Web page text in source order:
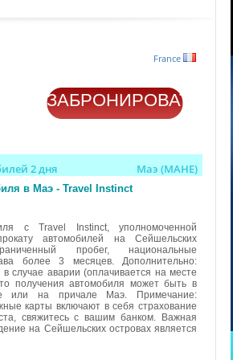
France
ЗАБРОНИРОВАТЬ
2 дня Маэ (MAHE)
в Маэ - Travel Instinct
с Travel Instinct, уполномоченной
автомобилей на Сейшельских
пробег, национальные
более 3 месяцев. Дополнительно:
случае аварии (оплачивается на месте
получения автомобиля может быть в
или на причале Маэ. Примечание:
карты включают в себя страхование
свяжитесь с вашим банком. Важная
на Сейшельских островах является